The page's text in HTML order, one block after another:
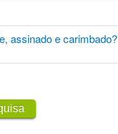
assinado e carimbado?